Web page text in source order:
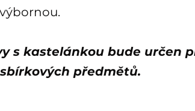
s kastelánkou bude určen
předmětů.